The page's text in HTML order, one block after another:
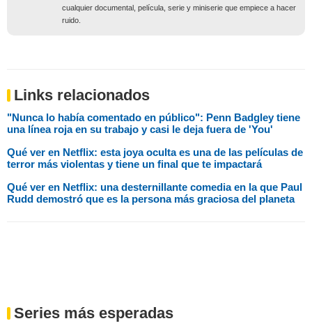
cualquier documental, película, serie y miniserie que empiece a hacer
ruido.
Links relacionados
"Nunca lo había comentado en público": Penn Badgley tiene
una línea roja en su trabajo y casi le deja fuera de 'You'
Qué ver en Netflix: esta joya oculta es una de las películas de
terror más violentas y tiene un final que te impactará
Qué ver en Netflix: una desternillante comedia en la que Paul
Rudd demostró que es la persona más graciosa del planeta
Series más esperadas